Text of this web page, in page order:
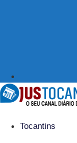
Tocantins